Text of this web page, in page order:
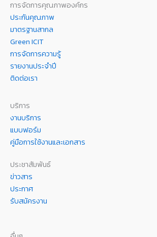
การจัดการคุณภาพองค์กร
ประกันคุณภาพ
มาตรฐานสากล
Green ICIT
การจัดการความรู้
รายงานประจำปี
ติดต่อเรา
บริการ
งานบริการ
แบบฟอร์ม
คู่มือการใช้งานและเอกสาร
ประชาสัมพันธ์
ข่าวสาร
ประกาศ
รับสมัครงาน